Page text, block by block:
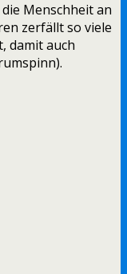
Menschheit an
zerfällt so viele
damit auch